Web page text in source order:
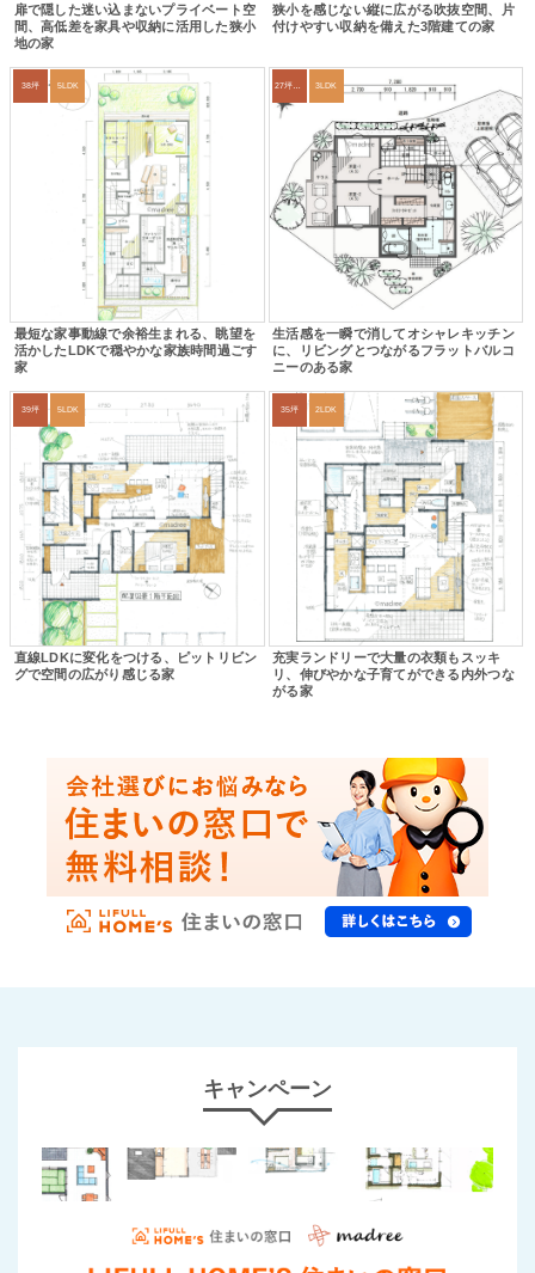
扉で隠した迷い込まないプライベート空
間、高低差を家具や収納に活用した狭小
地の家
狭小を感じない縦に広がる吹抜空間、片
付けやすい収納を備えた3階建ての家
38坪 5LDK
最短な家事動線で余裕生まれる、眺望を
活かしたLDKで穏やかな家族時間過ごす
家
27坪〜30坪 3LDK
生活感を一瞬で消してオシャレキッチン
に、リビングとつながるフラットバルコ
ニーのある家
39坪 5LDK
直線LDKに変化をつける、ピットリビン
グで空間の広がり感じる家
35坪 2LDK
充実ランドリーで大量の衣類もスッキ
リ、伸びやかな子育てができる内外つな
がる家
キャンペーン